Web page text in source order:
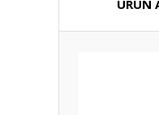
ÜRÜN